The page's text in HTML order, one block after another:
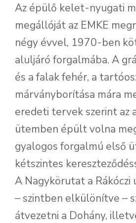
Az épülő kelet-nyugati
megállóját az EMKE
négy évvel, 1970-ben
aluljáró forgalmába. A
és a falak fehér, a
márványborítása mára
eredeti tervek szerint az
ütemben épült volna
gyalogos forgalmú első
kétszintes
A Nagykörutat a
– szintben elkülönítve –
átvezetni a Dohány,